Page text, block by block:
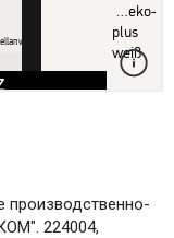
производственно-
224004,